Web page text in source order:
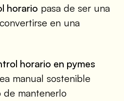
horario pasa de ser una
en una
horario en pymes
manual sostenible
mantenerlo